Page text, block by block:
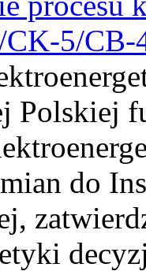
5/CB-
Polskiej
do